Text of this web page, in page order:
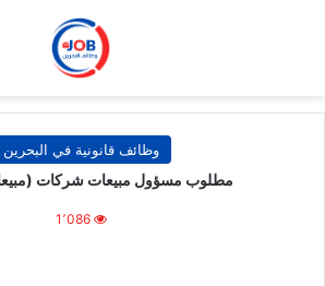
وظائف قانونية في البحرين
مطلوب مسؤول مبيعات شركات
1٬086